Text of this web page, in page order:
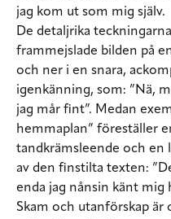
jag kom ut som mig själv.
De detaljrika
frammejslade bilden på
och ner i en snara,
igenkänning, som: ”Nä,
jag mår fint”. Medan
hemmaplan” föreställer
tandkrämsleende och en
av den finstilta texten:
enda jag nånsin känt mig
Skam och utanförskap är